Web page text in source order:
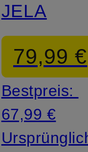
JELA
79,99 €
Bestpreis:
67,99 €